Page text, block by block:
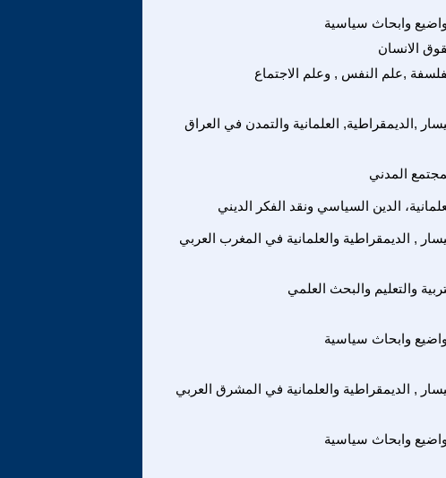
وابحاث سياسية
الانسان
,علم النفس , وعلم الاجتماع
,الديمقراطية, العلمانية والتمدن في العراق
المدني
الدين السياسي ونقد الفكر الديني
, الديمقراطية والعلمانية في المغرب العربي
والتعليم والبحث العلمي
وابحاث سياسية
, الديمقراطية والعلمانية في المشرق العربي
وابحاث سياسية